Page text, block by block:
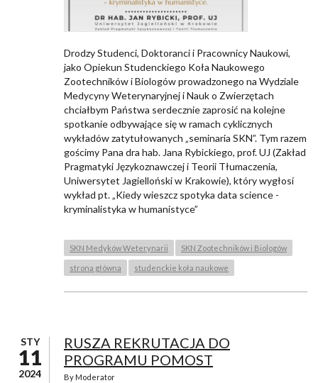
Drodzy Studenci, Doktoranci i Pracownicy Naukowi,
jako Opiekun Studenckiego Koła Naukowego
Zootechników i Biologów prowadzonego na Wydziale
Medycyny Weterynaryjnej i Nauk o Zwierzętach
chciałbym Państwa serdecznie zaprosić na kolejne
spotkanie odbywające się w ramach cyklicznych
wykładów zatytułowanych „seminaria SKN”. Tym razem
gościmy Pana dra hab. Jana Rybickiego, prof. UJ (Zakład
Pragmatyki Językoznawczej i Teorii Tłumaczenia,
Uniwersytet Jagielloński w Krakowie), który wygłosi
wykład pt. „Kiedy wieszcz spotyka data science -
kryminalistyka w humanistyce”
SKN Medyków Weterynarii SKN Zootechników i Biologów
strona główna studenckie koła naukowe
STY
11
2024
RUSZA REKRUTACJA DO
PROGRAMU POMOST
By Moderator